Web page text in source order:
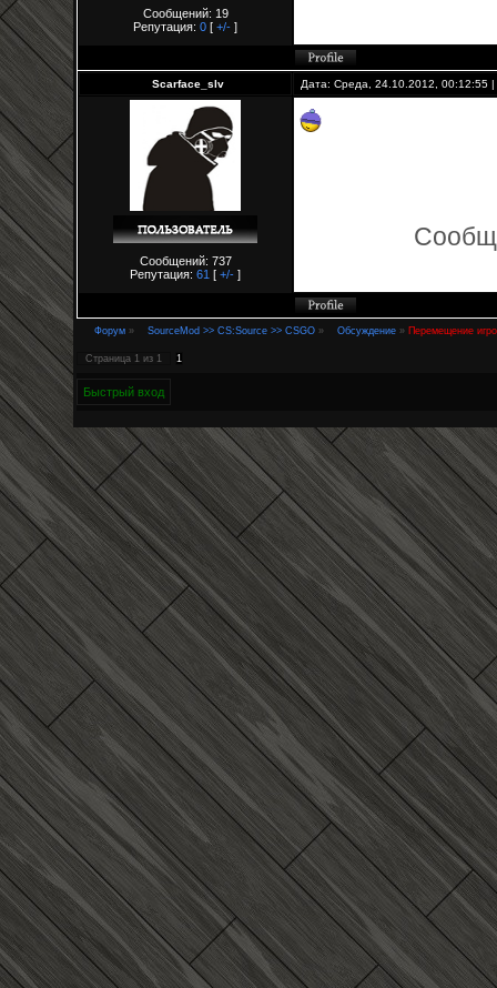
Сообщений: 19
Репутация: 0 [ +/- ]
Scarface_slv Дата: Среда, 24.10.2012, 00:12:55
Сообщений: 737
Репутация: 61 [ +/- ]
Форум » SourceMod >> CS:Source >> CSGO » Обсуждение » Перемещение
Страница 1 из 1 1